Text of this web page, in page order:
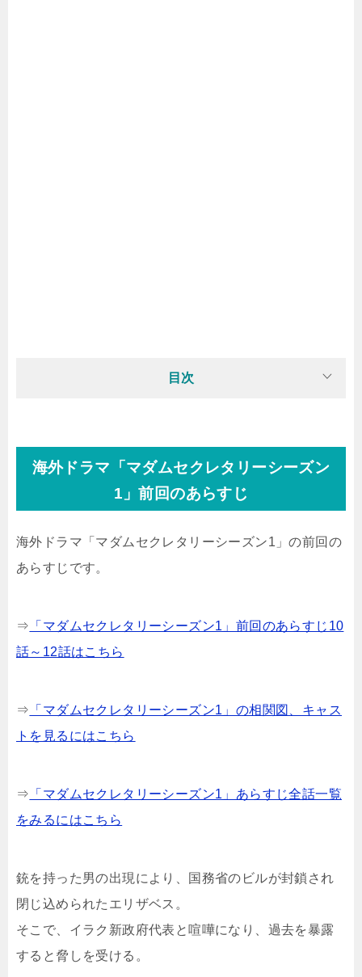
目次
海外ドラマ「マダムセクレタリーシーズン
1」前回のあらすじ
海外ドラマ「マダムセクレタリーシーズン1」の前回の
あらすじです。
⇒ 「マダムセクレタリーシーズン1」前回のあらすじ10
話～12話はこちら
⇒ 「マダムセクレタリーシーズン1」の相関図、キャス
トを見るにはこちら
⇒ 「マダムセクレタリーシーズン1」あらすじ全話一覧
をみるにはこちら
銃を持った男の出現により、国務省のビルが封鎖され
閉じ込められたエリザベス。
そこで、イラク新政府代表と喧嘩になり、過去を暴露
すると脅しを受ける。